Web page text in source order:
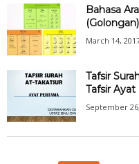
Bahasa
(Golongan)
March 14,
Tafsir
Tafsir
September